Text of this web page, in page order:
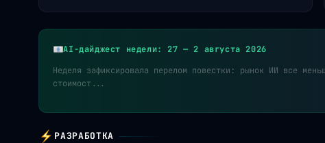
AI-дайджест недели: 27 — 2 августа 2026
Неделя зафиксировала перелом повестки: рынок ИИ все
стоимост...
РАЗРАБОТКА